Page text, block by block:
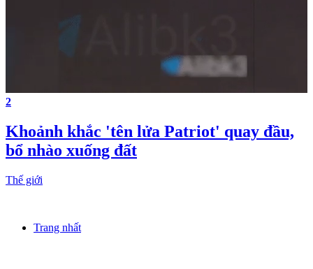
2
Khoảnh khắc 'tên lửa Patriot' quay đầu,
bổ nhào xuống đất
Thế giới
Trang nhất